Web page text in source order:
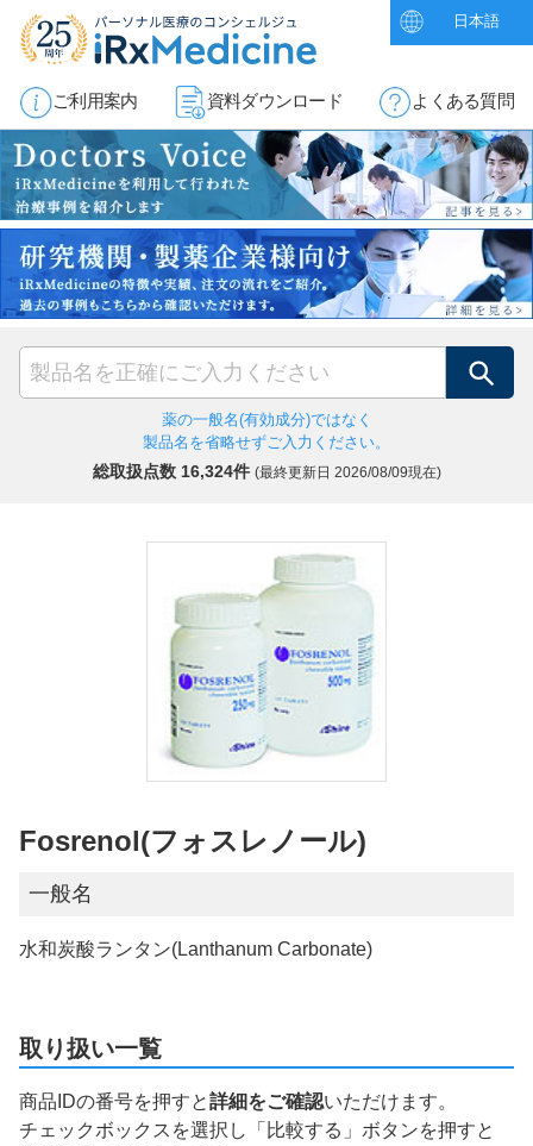
日本語
ご利用案内 資料ダウンロード よくある質問
検索
薬の一般名(有効成分)ではなく
製品名を省略せずご入力ください。
総取扱点数 16,324件 (最終更新日 2026/08/09現在)
Fosrenol(フォスレノール)
一般名
水和炭酸ランタン(Lanthanum Carbonate)
取り扱い一覧
商品IDの番号を押すと詳細をご確認いただけます。
チェックボックスを選択し「比較する」ボタンを押すと